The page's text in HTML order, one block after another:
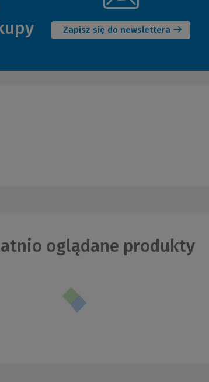
Zapisz się do newslettera
okno)
oglądane produkty